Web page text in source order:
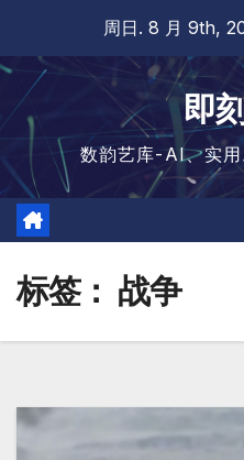
容
周日. 8 月 9th,
即
数韵艺库-AI、实
标签： 战争